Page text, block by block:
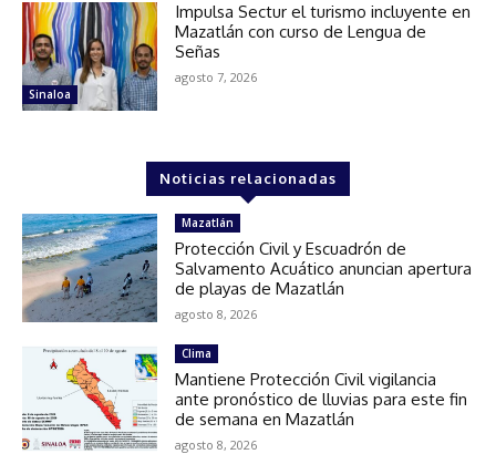
Sinaloa
Impulsa Sectur el turismo incluyente en
Mazatlán con curso de Lengua de
Señas
agosto 7, 2026
Noticias relacionadas
Mazatlán
Protección Civil y Escuadrón de
Salvamento Acuático anuncian apertura
de playas de Mazatlán
agosto 8, 2026
Clima
Mantiene Protección Civil vigilancia
ante pronóstico de lluvias para este fin
de semana en Mazatlán
agosto 8, 2026